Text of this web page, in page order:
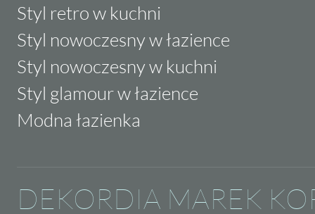
Styl retro w kuchni
Styl nowoczesny w łazience
Styl nowoczesny w kuchni
Styl glamour w łazience
Modna łazienka
DEKORDIA MAREK